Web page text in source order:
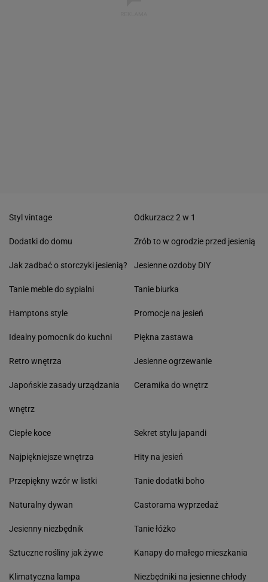
Styl vintage
Dodatki do domu
Jak zadbać o storczyki jesienią?
Tanie meble do sypialni
Hamptons style
Idealny pomocnik do kuchni
Retro wnętrza
Japońskie zasady urządzania
wnętrz
Odkurzacz 2 w 1
Zrób to w ogrodzie przed jesienią
Jesienne ozdoby DIY
Tanie biurka
Promocje na jesień
Piękna zastawa
Jesienne ogrzewanie
Ceramika do wnętrz
Ciepłe koce
Najpiękniejsze wnętrza
Przepiękny wzór w listki
Naturalny dywan
Jesienny niezbędnik
Sztuczne rośliny jak żywe
Klimatyczna lampa
Sekret stylu japandi
Hity na jesień
Tanie dodatki boho
Castorama wyprzedaż
Tanie łóżko
Kanapy do małego mieszkania
Niezbędniki na jesienne chłody